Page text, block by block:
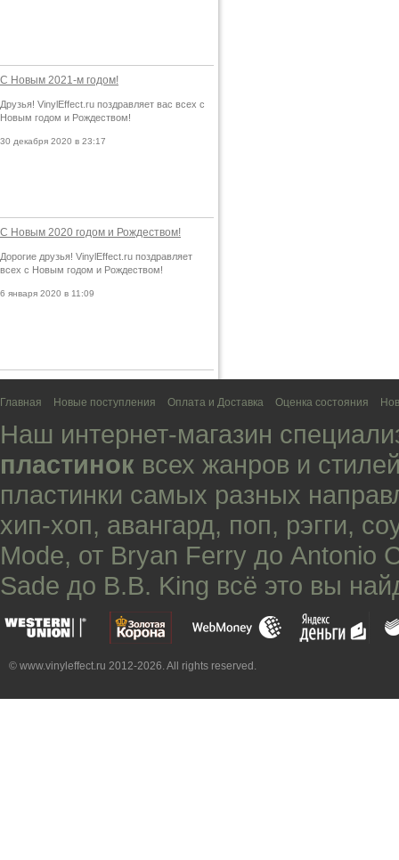
С Новым 2021-м годом!
Друзья! VinylEffect.ru поздравляет вас всех с
Новым годом и Рождеством!
30 декабря 2020 в 23:17
С Новым 2020 годом и Рождеством!
Дорогие друзья! VinylEffect.ru поздравляет
всех с Новым годом и Рождеством!
6 января 2020 в 11:09
Главная Новые поступления Оплата и Доставка Оценка состояния
Наш интернет-магазин
пластинок всех жанров и
пластинки самых разных
хип-хоп, авангард, поп, рэгги,
Mode, от Bryan Ferry до Antonio
Sade до B.B. King всё это вы
© www.vinyleffect.ru 2012-2026. All rights reserved.